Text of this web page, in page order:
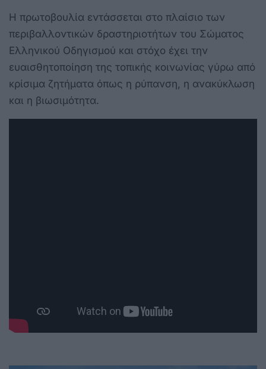
Η πρωτοβουλία εντάσσεται στο πλαίσιο των
περιβαλλοντικών δραστηριοτήτων του Σώματος
Ελληνικού Οδηγισμού και στόχο έχει την
ευαισθητοποίηση της τοπικής κοινωνίας γύρω από
κρίσιμα ζητήματα όπως η ρύπανση, η ανακύκλωση
και η βιωσιμότητα.